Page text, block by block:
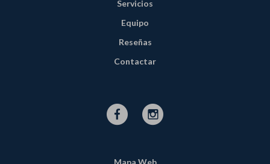
Servicios
Equipo
Reseñas
Contactar
Mapa Web